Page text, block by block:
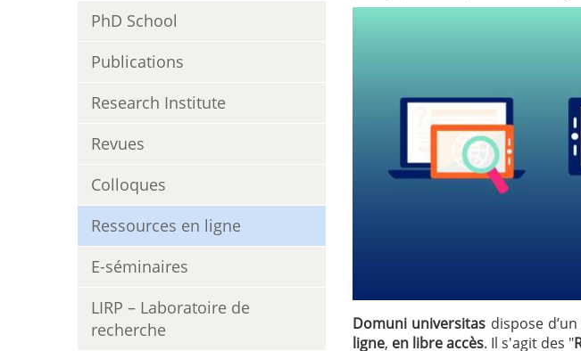
PhD School
Publications
Research Institute
Revues
Colloques
Ressources en ligne
E-séminaires
LIRP – Laboratoire de
recherche
Domuni universitas dispose d’un
ligne, en libre accès. Il s'agit des "